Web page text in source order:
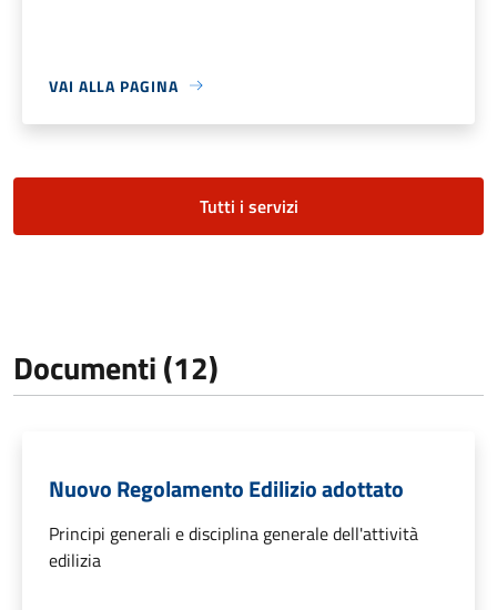
VAI ALLA PAGINA
Tutti i servizi
Documenti (12)
Nuovo Regolamento Edilizio adottato
Principi generali e disciplina generale dell'attività
edilizia